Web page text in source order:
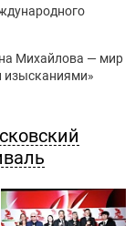
Михайлова — мир
изысканиями»